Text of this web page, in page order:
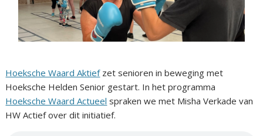
Hoeksche Waard Aktiefzet senioren in beweging met
Hoeksche Helden Senior gestart. In het programma
Hoeksche Waard Actueel spraken we met Misha Verkade van
HW Actief over dit initiatief.